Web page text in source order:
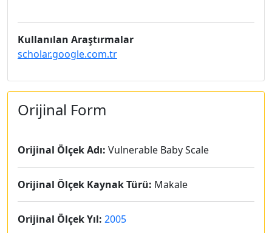
Kullanılan Araştırmalar
scholar.google.com.tr
Orijinal Form
Orijinal Ölçek Adı: Vulnerable Baby Scale
Orijinal Ölçek Kaynak Türü: Makale
Orijinal Ölçek Yıl: 2005